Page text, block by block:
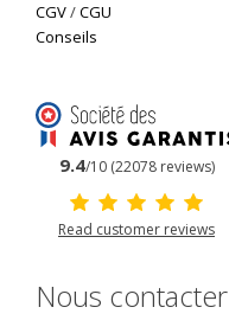
CGV/CGU
Conseils
9.4/10 (22078 reviews)
Read customer reviews
Nous contacter